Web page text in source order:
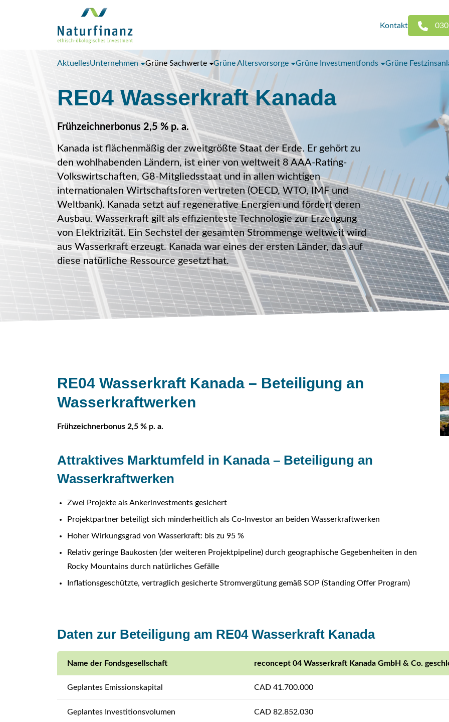
Kontakt
AktuellesUnternehmen Grüne Sachwerte Grüne Altersvorsorge Grüne Investmentfonds Grüne
RE04 Wasserkraft Kanada
Frühzeichnerbonus 2,5 % p. a.
Kanada ist flächenmäßig der zweitgrößte Staat der Erde. Er gehört zu
den wohlhabenden Ländern, ist einer von weltweit 8 AAA-Rating-
Volkswirtschaften, G8-Mitgliedsstaat und in allen wichtigen
internationalen Wirtschaftsforen vertreten (OECD, WTO, IMF und
Weltbank). Kanada setzt auf regenerative Energien und fördert deren
Ausbau. Wasserkraft gilt als effizienteste Technologie zur Erzeugung
von Elektrizität. Ein Sechstel der gesamten Strommenge weltweit wird
aus Wasserkraft erzeugt. Kanada war eines der ersten Länder, das auf
diese natürliche Ressource gesetzt hat.
RE04 Wasserkraft Kanada – Beteiligung an
Wasserkraftwerken
Frühzeichnerbonus 2,5 % p. a.
Attraktives Marktumfeld in Kanada – Beteiligung an
Wasserkraftwerken
Zwei Projekte als Ankerinvestments gesichert
Projektpartner beteiligt sich minderheitlich als Co-Investor an beiden Wasserkraftwerken
Hoher Wirkungsgrad von Wasserkraft: bis zu 95 %
Relativ geringe Baukosten (der weiteren Projektpipeline) durch geographische Gegebenheiten in den
Rocky Mountains durch natürliches Gefälle
Inflationsgeschützte, vertraglich gesicherte Stromvergütung gemäß SOP (Standing Offer Program)
Daten zur Beteiligung am RE04 Wasserkraft Kanada
Name der Fondsgesellschaft reconcept 04 Wasserkraft Kanada GmbH & Co.
Geplantes Emissionskapital CAD 41.700.000
Geplantes Investitionsvolumen CAD 82.852.030